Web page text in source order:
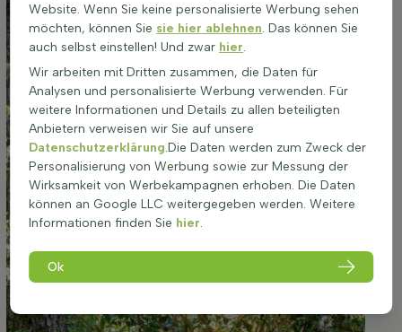
Website. Wenn Sie keine personalisierte Werbung sehen
möchten, können Sie sie hier ablehnen. Das können Sie
auch selbst einstellen! Und zwar hier.
Wir arbeiten mit Dritten zusammen, die Daten für
Analysen und personalisierte Werbung verwenden. Für
weitere Informationen und Details zu allen beteiligten
Anbietern verweisen wir Sie auf unsere
Datenschutzerklärung.Die Daten werden zum Zweck der
Personalisierung von Werbung sowie zur Messung der
Wirksamkeit von Werbekampagnen erhoben. Die Daten
können an Google LLC weitergegeben werden. Weitere
Informationen finden Sie hier.
Ok